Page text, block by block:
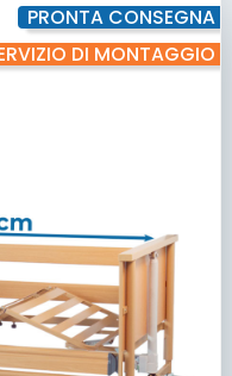
PRONTA CONSEGNA
DI MONTAGGIO